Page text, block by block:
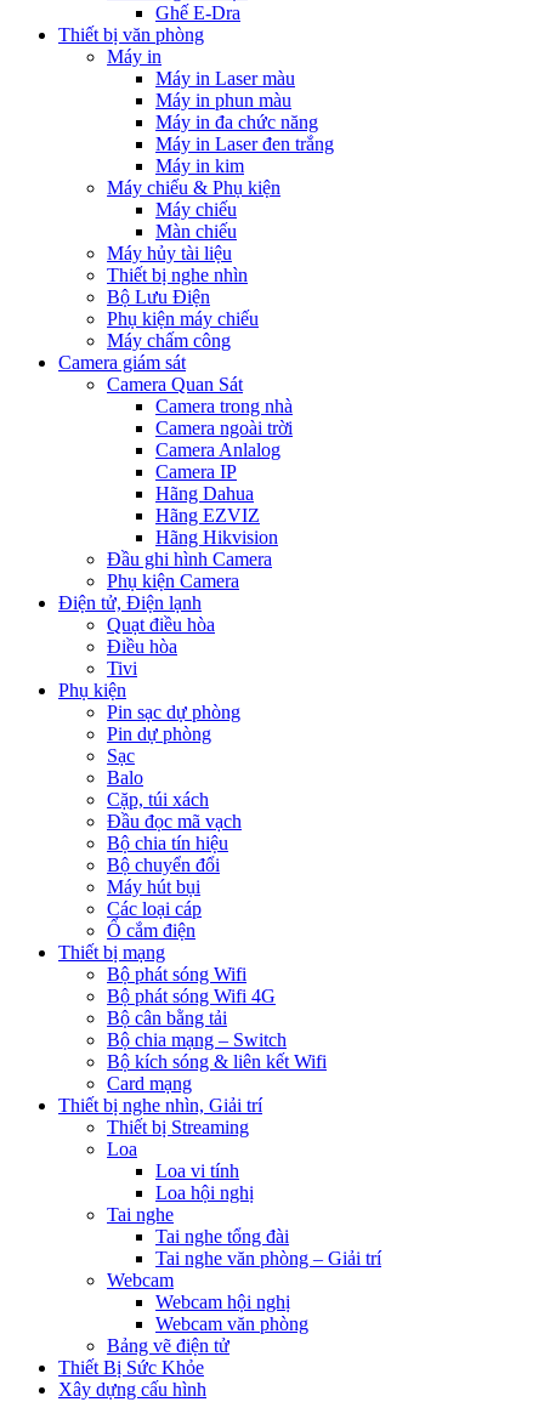
Ghế E-Dra
Thiết bị văn phòng
Máy in
Máy in Laser màu
Máy in phun màu
Máy in đa chức năng
Máy in Laser đen trắng
Máy in kim
Máy chiếu & Phụ kiện
Máy chiếu
Màn chiếu
Máy hủy tài liệu
Thiết bị nghe nhìn
Bộ Lưu Điện
Phụ kiện máy chiếu
Máy chấm công
Camera giám sát
Camera Quan Sát
Camera trong nhà
Camera ngoài trời
Camera Anlalog
Camera IP
Hãng Dahua
Hãng EZVIZ
Hãng Hikvision
Đầu ghi hình Camera
Phụ kiện Camera
Điện tử, Điện lạnh
Quạt điều hòa
Điều hòa
Tivi
Phụ kiện
Pin sạc dự phòng
Pin dự phòng
Sạc
Balo
Cặp, túi xách
Đầu đọc mã vạch
Bộ chia tín hiệu
Bộ chuyển đổi
Máy hút bụi
Các loại cáp
Ổ cắm điện
Thiết bị mạng
Bộ phát sóng Wifi
Bộ phát sóng Wifi 4G
Bộ cân bằng tải
Bộ chia mạng – Switch
Bộ kích sóng & liên kết Wifi
Card mạng
Thiết bị nghe nhìn, Giải trí
Thiết bị Streaming
Loa
Loa vi tính
Loa hội nghị
Tai nghe
Tai nghe tổng đài
Tai nghe văn phòng – Giải trí
Webcam
Webcam hội nghị
Webcam văn phòng
Bảng vẽ điện tử
Thiết Bị Sức Khỏe
Xây dựng cấu hình